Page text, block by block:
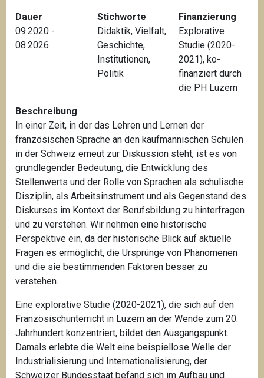
Dauer
09.2020 -
08.2026
Stichworte
Didaktik, Vielfalt,
Geschichte,
Institutionen,
Politik
Finanzierung
Explorative
Studie (2020-
2021), ko-
finanziert durch
die PH Luzern
Beschreibung
In einer Zeit, in der das Lehren und Lernen der
französischen Sprache an den kaufmännischen Schulen
in der Schweiz erneut zur Diskussion steht, ist es von
grundlegender Bedeutung, die Entwicklung des
Stellenwerts und der Rolle von Sprachen als schulische
Disziplin, als Arbeitsinstrument und als Gegenstand des
Diskurses im Kontext der Berufsbildung zu hinterfragen
und zu verstehen. Wir nehmen eine historische
Perspektive ein, da der historische Blick auf aktuelle
Fragen es ermöglicht, die Ursprünge von Phänomenen
und die sie bestimmenden Faktoren besser zu
verstehen.
Eine explorative Studie (2020-2021), die sich auf den
Französischunterricht in Luzern an der Wende zum 20.
Jahrhundert konzentriert, bildet den Ausgangspunkt.
Damals erlebte die Welt eine beispiellose Welle der
Industrialisierung und Internationalisierung, der
Schweizer Bundesstaat befand sich im Aufbau und